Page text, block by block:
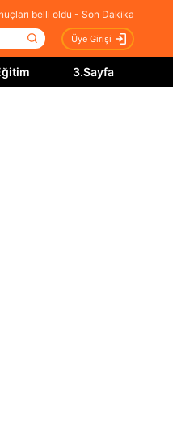
belli oldu - Son Dakika
Üye Girişi
3.Sayfa